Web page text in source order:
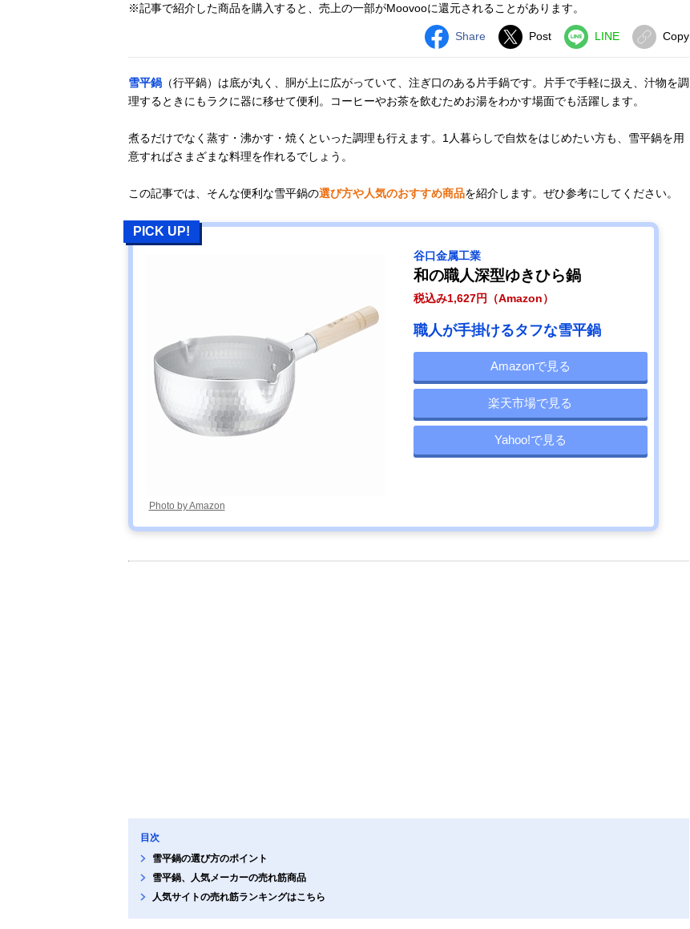
※記事で紹介した商品を購入すると、売上の一部がMoovooに還元されることがあります。
Share Post LINE Copy
雪平鍋（行平鍋）は底が丸く、胴が上に広がっていて、注ぎ口のある片手鍋です。片手で手軽に扱え、汁物を調
理するときにもラクに器に移せて便利。コーヒーやお茶を飲むためお湯をわかす場面でも活躍します。
煮るだけでなく蒸す・沸かす・焼くといった調理も行えます。1人暮らしで自炊をはじめたい方も、雪平鍋を用
意すればさまざまな料理を作れるでしょう。
この記事では、そんな便利な雪平鍋の選び方や人気のおすすめ商品を紹介します。ぜひ参考にしてください。
PICK UP!
Photo by Amazon
谷口金属工業
和の職人深型ゆきひら鍋
税込み1,627円（Amazon）
職人が手掛けるタフな雪平鍋
Amazonで見る
楽天市場で見る
Yahoo!で見る
目次
雪平鍋の選び方のポイント
雪平鍋、人気メーカーの売れ筋商品
人気サイトの売れ筋ランキングはこちら